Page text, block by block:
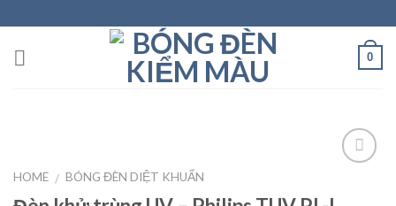
to
content
0
HOME / BÓNG ĐÈN DIỆT KHUẨN